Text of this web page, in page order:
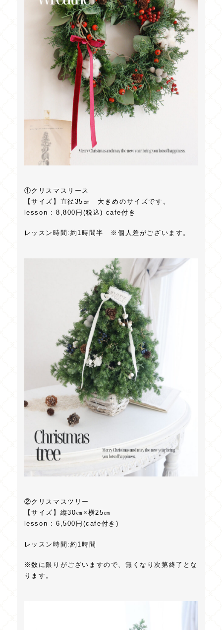
①クリスマスリース
【サイズ】直径35㎝ 大きめのサイズです。
lesson : 8,800円(税込) cafe付き
レッスン時間:約1時間半 ※個人差がございます。
②クリスマスツリー
【サイズ】縦30㎝×横25㎝
lesson : 6,500円(cafe付き)
レッスン時間:約1時間
※数に限りがございますので、無くなり次第終了とな
ります。